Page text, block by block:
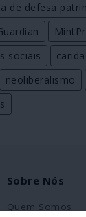
de defesa
sociais
neoliberalismo
Sobre Nós
Quem Somos